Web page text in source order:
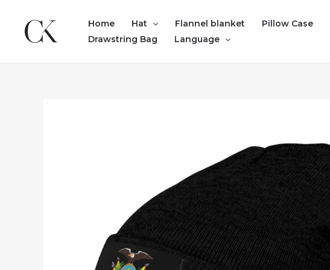
content
Home Hat Flannel blanket Pillow Case
Drawstring Bag
Language